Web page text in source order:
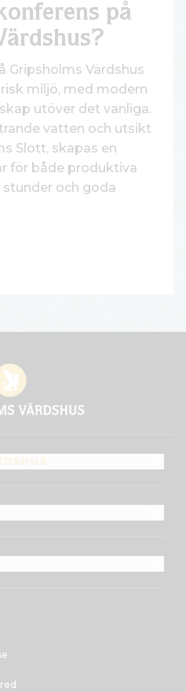
på
Gripsholms Värdshus
miljö, med modern
utöver det vanliga.
vatten och utsikt
Slott, skapas en
för både produktiva
och goda